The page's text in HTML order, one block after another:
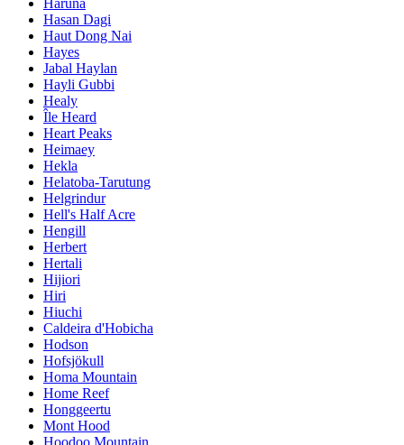
Hasan Dagi
Haut Dong Nai
Hayes
Jabal Haylan
Hayli Gubbi
Healy
Île Heard
Heart Peaks
Heimaey
Hekla
Helatoba-Tarutung
Helgrindur
Hell's Half Acre
Hengill
Herbert
Hertali
Hijiori
Hiri
Hiuchi
Caldeira d'Hobicha
Hodson
Hofsjökull
Homa Mountain
Home Reef
Honggeertu
Mont Hood
Hoodoo Mountain